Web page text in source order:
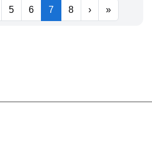
5 6 7 8 › »